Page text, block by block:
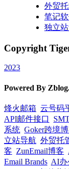
外贸
笔记
独立
Copyright
2023
Powered By
烽火邮箱 云号码
API邮件接口
系统 Goker跨境
立站导航 外贸托
客 ZunEmail博客
Email Brands AI办